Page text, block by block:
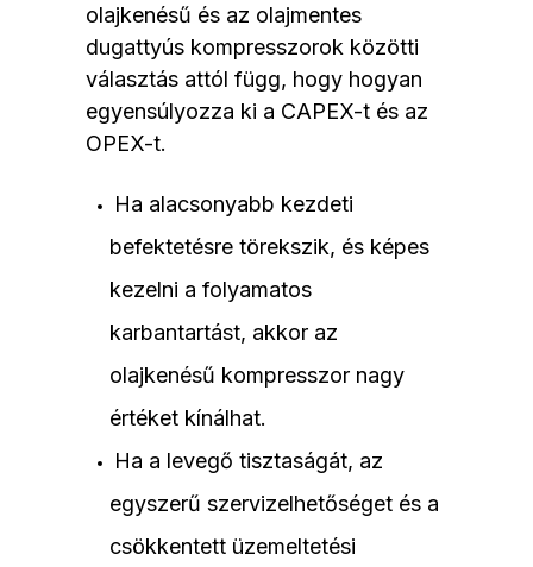
olajkenésű és az olajmentes
dugattyús kompresszorok közötti
választás attól függ, hogy hogyan
egyensúlyozza ki a CAPEX-t és az
OPEX-t.
Ha alacsonyabb kezdeti
befektetésre törekszik, és képes
kezelni a folyamatos
karbantartást, akkor az
olajkenésű kompresszor nagy
értéket kínálhat.
Ha a levegő tisztaságát, az
egyszerű szervizelhetőséget és a
csökkentett üzemeltetési